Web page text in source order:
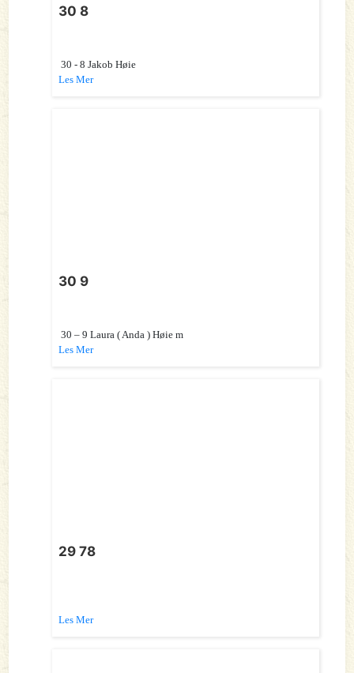
30 8
30 - 8 Jakob Høie
Les Mer
30 9
30 – 9 Laura ( Anda ) Høie m
Les Mer
29 78
Les Mer